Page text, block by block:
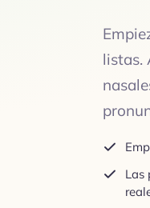
listas.
Las